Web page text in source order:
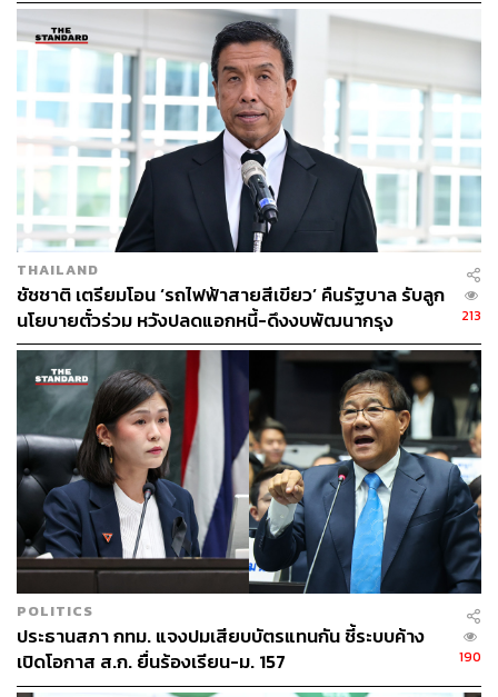
THAILAND
ชัชชาติ เตรียมโอน ‘รถไฟฟ้าสายสีเขียว’ คืนรัฐบาล รับลูก
นโยบายตั๋วร่วม หวังปลดแอกหนี้-ดึงงบพัฒนากรุง
213
POLITICS
ประธานสภา กทม. แจงปมเสียบบัตรแทนกัน ชี้ระบบค้าง
เปิดโอกาส ส.ก. ยื่นร้องเรียน-ม. 157
190